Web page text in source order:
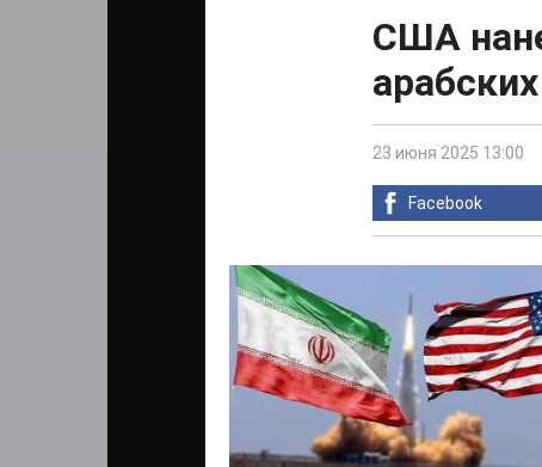
США
23 июня 2025 13:00
Facebook